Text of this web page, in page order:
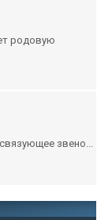
родовую
звено...